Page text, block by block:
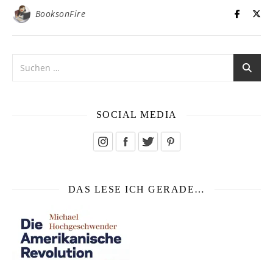
BooksonFire
SOCIAL MEDIA
DAS LESE ICH GERADE…